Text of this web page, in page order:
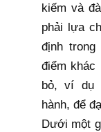
kiếm và
phải lựa
định
điểm khác
bỏ, ví dụ
hành, để
Dưới một